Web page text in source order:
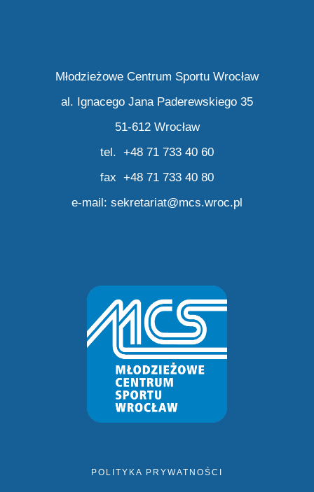
Młodzieżowe Centrum Sportu Wrocław
al. Ignacego Jana Paderewskiego 35
51-612 Wrocław
tel. +48 71 733 40 60
fax +48 71 733 40 80
e-mail: sekretariat@mcs.wroc.pl
POLITYKA PRYWATNOŚCI